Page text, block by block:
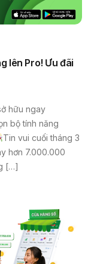
lên Pro! Ưu đãi
hữu ngay
bộ tính năng
Tin vui cuối tháng 3
hơn 7.000.000
[…]